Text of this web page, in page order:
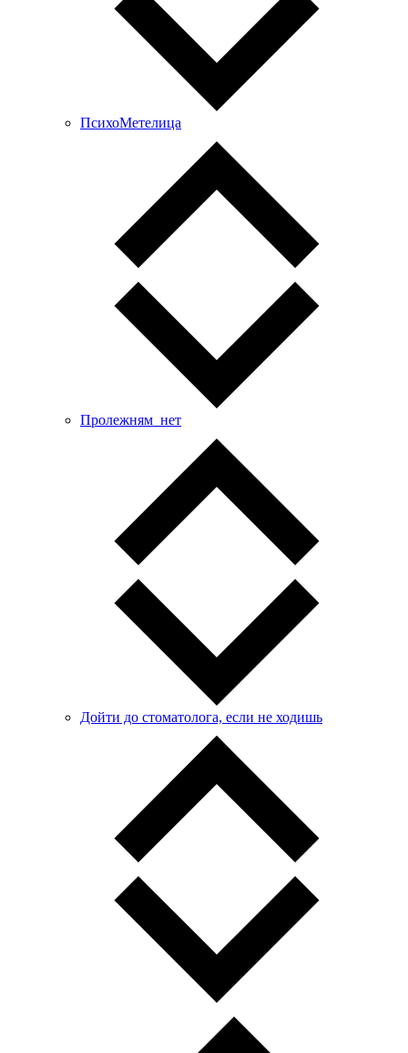
ПсихоМетелица
Пролежням_нет
Дойти до стоматолога, если не ходишь